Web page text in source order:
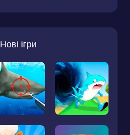
Нові ігри